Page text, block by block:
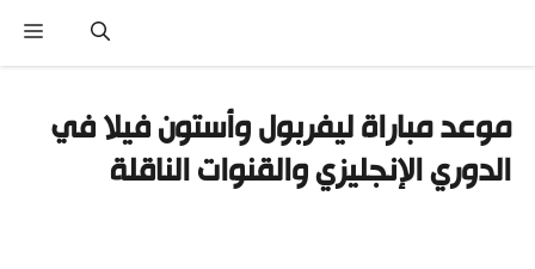
موعد مباراة ليفربول وأستون فيلا في
الدوري الإنجليزي والقنوات الناقلة